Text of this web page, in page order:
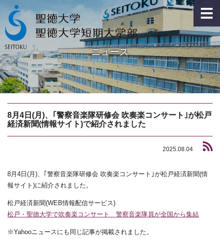
ニュース
8月4日(月)、｢警察音楽隊研修会 吹奏楽コンサート｣が松戸
経済新聞(情報サイト)で紹介されました
2025.08.04
8月4日(月)、｢警察音楽隊研修会 吹奏楽コンサート｣が松戸経済新聞(情
報サイト)に紹介されました。
松戸経済新聞(WEB情報配信サービス)
松戸・聖徳大学で吹奏楽コンサート 警察音楽隊員が全国から集結
※Yahooニュースにも同じ記事が掲載されました。